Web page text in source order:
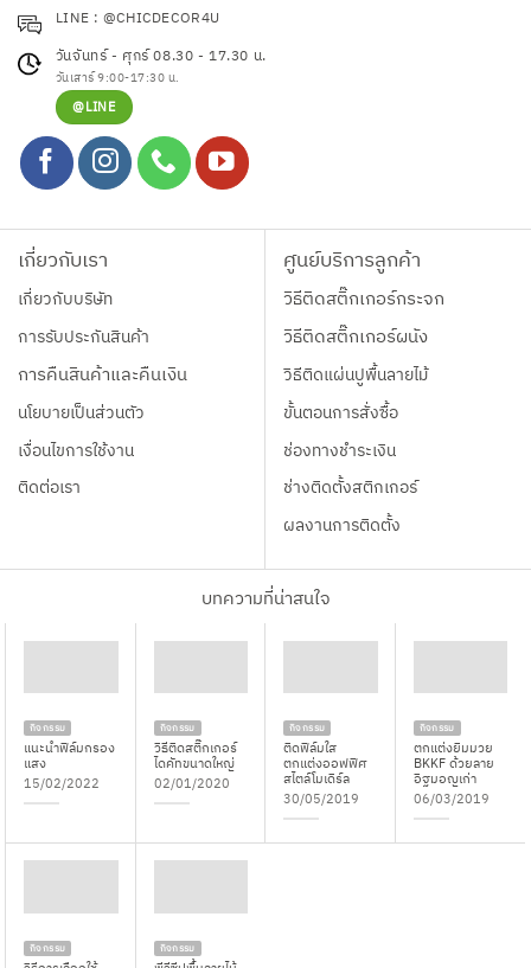
the
product
page
LINE : @CHICDECOR4U
วันจันทร์ - ศุกร์ 08.30 - 17.30 น.
วันเสาร์ 9:00-17:30 น.
@LINE
เกี่ยวกับเรา
เกี่ยวกับบริษัท
การรับประกันสินค้า
การคืนสินค้าและคืนเงิน
นโยบายเป็นส่วนตัว
เงื่อนไขการใช้งาน
ติดต่อเรา
ศูนย์บริการลูกค้า
วิธีติดสติ๊กเกอร์กระจก
วิธีติดสติ๊กเกอร์ผนัง
วิธีติดแผ่นปูพื้นลายไม้
ขั้นตอนการสั่งซื้อ
ช่องทางชำระเงิน
ช่างติดตั้งสติกเกอร์
ผลงานการติดตั้ง
บทความที่น่าสนใจ
กิจกรรม
แนะนำฟิล์มกรอง
แสง
15/02/2022
กิจกรรม
วิธีติดสติ๊กเกอร์
ไดคัทขนาดใหญ่
02/01/2020
กิจกรรม
ติดฟิล์มใส
ตกแต่งออฟฟิศ
สไตล์โมเดิร์ล
30/05/2019
กิจกรรม
ตกแต่งยิมมวย
BKKF ด้วยลาย
อิฐมอญเก่า
06/03/2019
กิจกรรม กิจกรรม